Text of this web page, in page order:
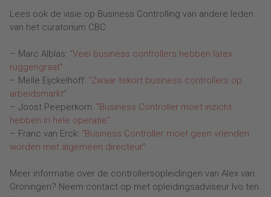
Lees ook de visie op Business Controlling van andere leden
van het curatorium CBC:
– Marc Alblas: “Veel business controllers hebben latex
ruggengraat”
– Melle Eijckelhoff: “Zwaar tekort business controllers op
arbeidsmarkt”
– Joost Peeperkorn: “Business Controller moet inzicht
hebben in hele operatie”
– Franc van Erck: “Business Controller moet geen vrienden
worden met algemeen directeur”
Meer informatie over de controllersopleidingen van Alex van
Groningen? Neem contact op met opleidingsadviseur Ivo ten